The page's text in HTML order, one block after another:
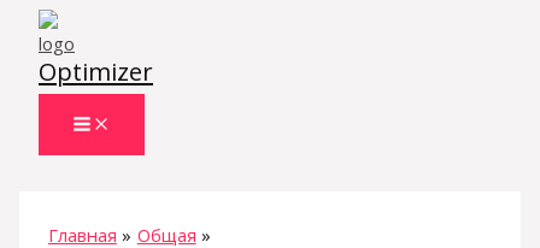
Перейти
содержимому
Optimizer
Главная
Общая